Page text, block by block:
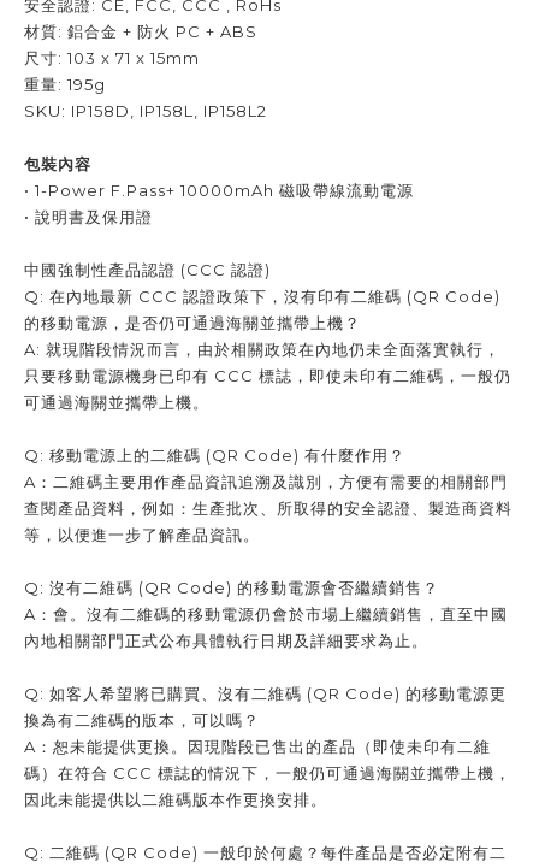
安全認證: CE, FCC, CCC , RoHs
材質: 鋁合金 + 防火 PC + ABS
尺寸: 103 x 71 x 15mm
重量: 195g
SKU: IP158D, IP158L, IP158L2
包裝內容
• 1-Power F.Pass+ 10000mAh 磁吸帶線流動電源
• 說明書及保用證
中國強制性產品認證 (CCC 認證)
Q: 在內地最新 CCC 認證政策下，沒有印有二維碼 (QR Code)
的移動電源，是否仍可通過海關並攜帶上機？
A: 就現階段情況而言，由於相關政策在內地仍未全面落實執行，
只要移動電源機身已印有 CCC 標誌，即使未印有二維碼，一般仍
可通過海關並攜帶上機。
Q: 移動電源上的二維碼 (QR Code) 有什麼作用？
A：二維碼主要用作產品資訊追溯及識別，方便有需要的相關部門
查閱產品資料，例如：生產批次、所取得的安全認證、製造商資料
等，以便進一步了解產品資訊。
Q: 沒有二維碼 (QR Code) 的移動電源會否繼續銷售？
A：會。沒有二維碼的移動電源仍會於市場上繼續銷售，直至中國
內地相關部門正式公布具體執行日期及詳細要求為止。
Q: 如客人希望將已購買、沒有二維碼 (QR Code) 的移動電源更
換為有二維碼的版本，可以嗎？
A：恕未能提供更換。因現階段已售出的產品（即使未印有二維
碼）在符合 CCC 標誌的情況下，一般仍可通過海關並攜帶上機，
因此未能提供以二維碼版本作更換安排。
Q: 二維碼 (QR Code) 一般印於何處？每件產品是否必定附有二